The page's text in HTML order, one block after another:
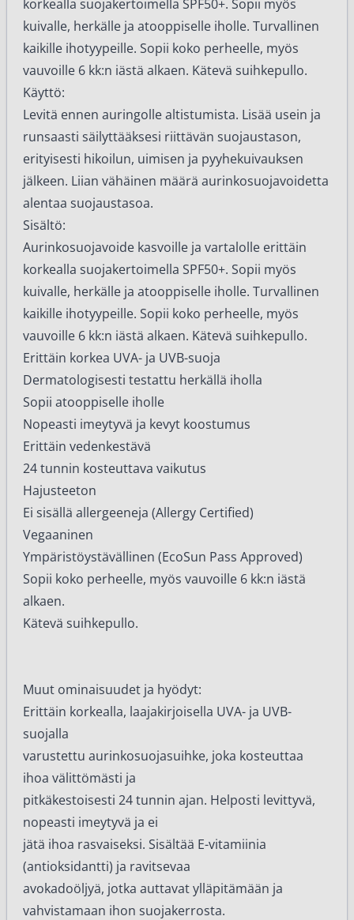
korkealla suojakertoimella SPF50+. Sopii myös
kuivalle, herkälle ja atooppiselle iholle. Turvallinen
kaikille ihotyypeille. Sopii koko perheelle, myös
vauvoille 6 kk:n iästä alkaen. Kätevä suihkepullo.
Käyttö:
Levitä ennen auringolle altistumista. Lisää usein ja
runsaasti säilyttääksesi riittävän suojaustason,
erityisesti hikoilun, uimisen ja pyyhekuivauksen
jälkeen. Liian vähäinen määrä aurinkosuojavoidetta
alentaa suojaustasoa.
Sisältö:
Aurinkosuojavoide kasvoille ja vartalolle erittäin
korkealla suojakertoimella SPF50+. Sopii myös
kuivalle, herkälle ja atooppiselle iholle. Turvallinen
kaikille ihotyypeille. Sopii koko perheelle, myös
vauvoille 6 kk:n iästä alkaen. Kätevä suihkepullo.
Erittäin korkea UVA- ja UVB-suoja
Dermatologisesti testattu herkällä iholla
Sopii atooppiselle iholle
Nopeasti imeytyvä ja kevyt koostumus
Erittäin vedenkestävä
24 tunnin kosteuttava vaikutus
Hajusteeton
Ei sisällä allergeeneja (Allergy Certified)
Vegaaninen
Ympäristöystävällinen (EcoSun Pass Approved)
Sopii koko perheelle, myös vauvoille 6 kk:n iästä
alkaen.
Kätevä suihkepullo.
Muut ominaisuudet ja hyödyt:
Erittäin korkealla, laajakirjoisella UVA- ja UVB-
suojalla
varustettu aurinkosuojasuihke, joka kosteuttaa
ihoa välittömästi ja
pitkäkestoisesti 24 tunnin ajan. Helposti levittyvä,
nopeasti imeytyvä ja ei
jätä ihoa rasvaiseksi. Sisältää E-vitamiinia
(antioksidantti) ja ravitsevaa
avokadoöljyä, jotka auttavat ylläpitämään ja
vahvistamaan ihon suojakerrosta.